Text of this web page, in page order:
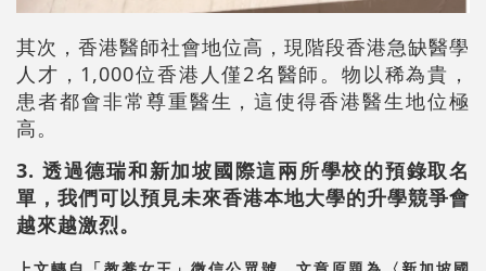
其次，香港醫師社會地位高，現階段香港急缺醫學
人才，1,000位香港人僅2名醫師。物以稀為貴，
患者都會非常尊重醫生，這使得香港醫生地位極
高。
3. 透過德瑞和新加坡國際這兩所學校的預錄取名
單，我們可以預見未來香港本地大學的升學競爭會
越來越激烈。